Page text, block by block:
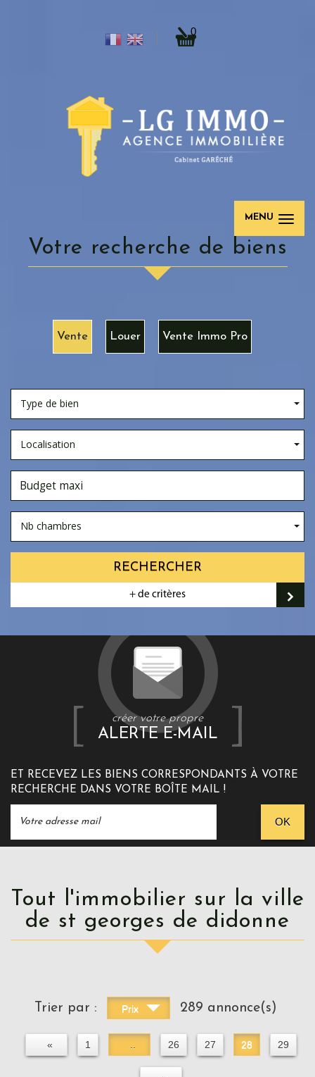
0
MENU
Votre recherche de biens
Vente Louer Vente Immo Pro
Type de bien
Localisation
Nb chambres
RECHERCHER
+ de critères
créer votre propre
ALERTE E-MAIL
ET RECEVEZ LES BIENS CORRESPONDANTS À VOTRE
RECHERCHE DANS VOTRE BOÎTE MAIL !
OK
Tout l'immobilier sur la ville
de st georges de didonne
Trier par : Prix 289 annonce(s)
« 1 .. 26 27 28 29